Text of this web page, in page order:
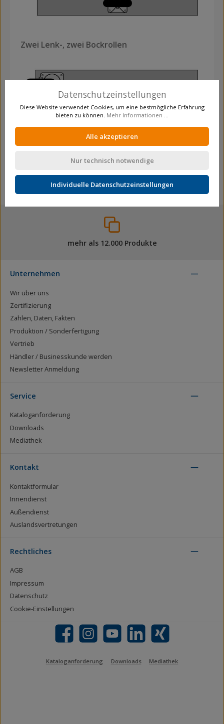
Zwei Lenk-, zwei Bockrollen
mehr als 12.000 Produkte
Unternehmen
Wir über uns
Zertifizierung
Zahlen, Daten, Fakten
Produktion / Sonderfertigung
Vertrieb
Händler / Businesskunde werden
Newsletter Anmeldung
Service
Kataloganforderung
Downloads
Mediathek
Kontakt
Kontaktformular
Innendienst
Außendienst
Auslandsvertretungen
Rechtliches
AGB
Impressum
Datenschutz
Cookie-Einstellungen
Facebook Instagram YouTube LinkedIn Xing
Kataloganforderung Downloads Mediathek
Datenschutzeinstellungen
Diese Website verwendet Cookies, um eine bestmögliche Erfahrung
bieten zu können. Mehr Informationen ...
Alle akzeptieren
Nur technisch notwendige
Individuelle Datenschutzeinstellungen